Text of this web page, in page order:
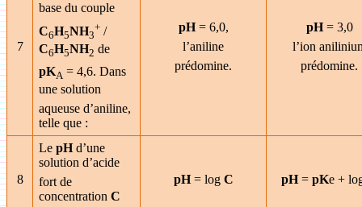
7
base du couple
C6H5NH3
+ /
C6H5NH2 de
pKA = 4,6. Dans
une solution
aqueuse d’aniline,
telle que :
pH= 6,0,
l’aniline
prédomine.
pH= 3,0
l’ion
prédomine.
8
LepHd’une
solution d’acide
fort de
concentrationC
pH= log C pH= pKe +